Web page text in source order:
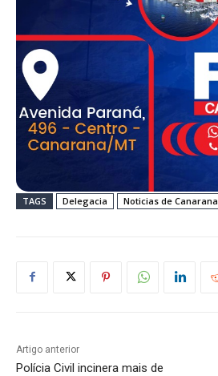
TAGS Delegacia Noticias de Canarana
Artigo anterior
Polícia Civil incinera mais de